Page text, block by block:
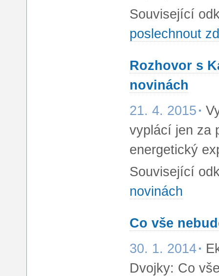
Související
poslechnout
Rozhovor s
novinách
21. 4. 2015
vyplácí jen za
energetický
Související
novinách
Co vše
30. 1. 2014
Dvojky: Co